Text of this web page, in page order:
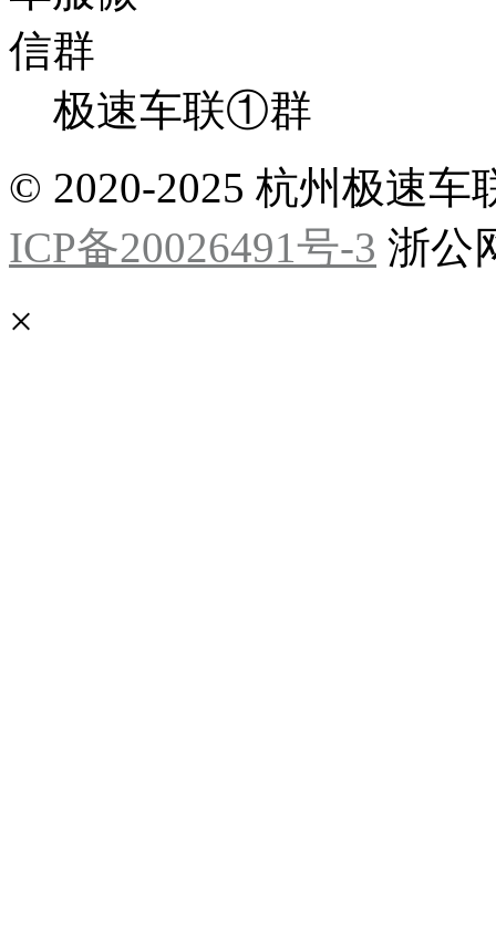
极速车联①群
© 2020-2025 杭州极速
ICP备20026491号-3 浙公
×